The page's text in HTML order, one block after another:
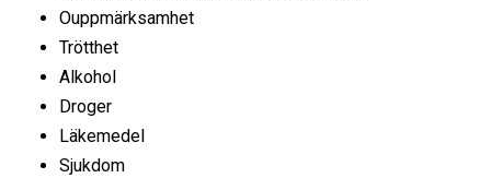
Ouppmärksamhet
Trötthet
Alkohol
Droger
Läkemedel
Sjukdom